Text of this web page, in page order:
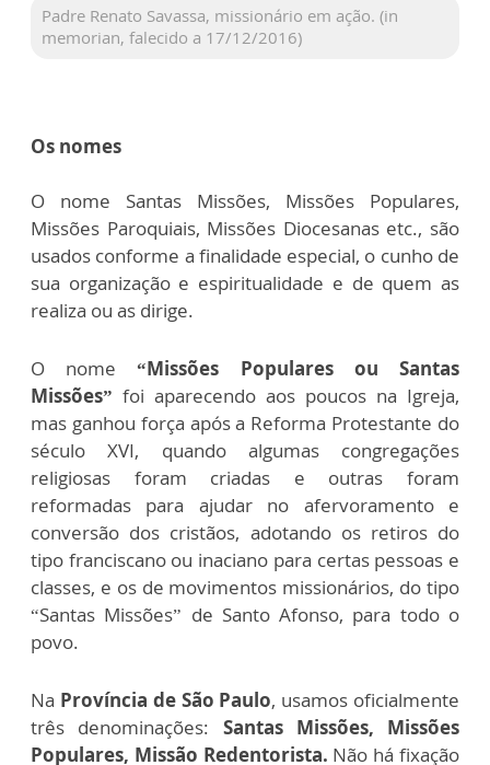
Padre Renato Savassa, missionário em ação. (in
memorian, falecido a 17/12/2016)
Os nomes
O nome Santas Missões, Missões Populares,
Missões Paroquiais, Missões Diocesanas etc., são
usados conforme a finalidade especial, o cunho de
sua organização e espiritualidade e de quem as
realiza ou as dirige.
O nome “Missões Populares ou Santas
Missões” foi aparecendo aos poucos na Igreja,
mas ganhou força após a Reforma Protestante do
século XVI, quando algumas congregações
religiosas foram criadas e outras foram
reformadas para ajudar no afervoramento e
conversão dos cristãos, adotando os retiros do
tipo franciscano ou inaciano para certas pessoas e
classes, e os de movimentos missionários, do tipo
“Santas Missões” de Santo Afonso, para todo o
povo.
Na Província de São Paulo, usamos oficialmente
três denominações: Santas Missões, Missões
Populares, Missão Redentorista. Não há fixação